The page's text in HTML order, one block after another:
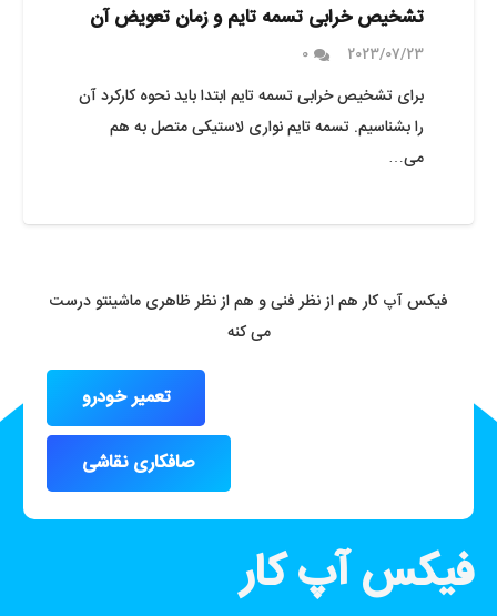
تشخیص خرابی تسمه تایم و زمان تعویض آن
2023/07/23
0
برای تشخیص خرابی تسمه تایم ابتدا باید نحوه کارکرد آن
را بشناسیم. تسمه تایم نواری لاستیکی متصل به هم
می…
فیکس آپ کار هم از نظر فنی و هم از نظر ظاهری ماشینتو درست
می کنه
تعمیر خودرو
صافکاری نقاشی
فیکس آپ کار